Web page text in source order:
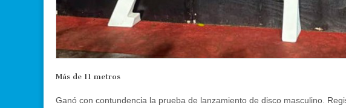
Más de 11 metros
Ganó con contundencia la prueba de lanzamiento de disco masculino.